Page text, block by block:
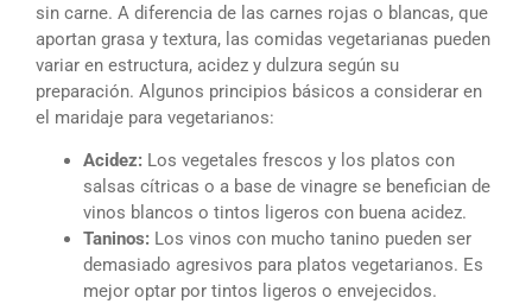
sin carne. A diferencia de las carnes rojas o blancas, que
aportan grasa y textura, las comidas vegetarianas pueden
variar en estructura, acidez y dulzura según su
preparación. Algunos principios básicos a considerar en
el maridaje para vegetarianos:
Acidez: Los vegetales frescos y los platos con
salsas cítricas o a base de vinagre se benefician de
vinos blancos o tintos ligeros con buena acidez.
Taninos: Los vinos con mucho tanino pueden ser
demasiado agresivos para platos vegetarianos. Es
mejor optar por tintos ligeros o envejecidos.